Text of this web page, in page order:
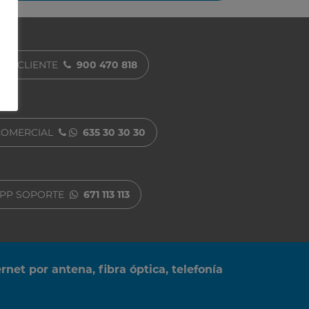
CLIENTE 900 470 818
635 30 30 30
SOPORTE 671 113 113
por antena, fibra óptica, telefonía